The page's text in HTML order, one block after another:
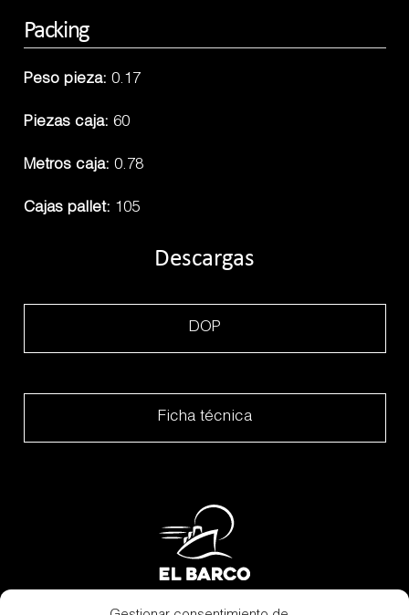
Packing
Peso pieza: 0.17
Piezas caja: 60
Metros caja: 0.78
Cajas pallet: 105
Descargas
DOP
Ficha técnica